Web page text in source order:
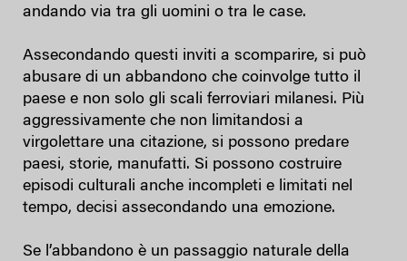
andando via tra gli uomini o tra le case.
Assecondando questi inviti a scomparire, si può
abusare di un abbandono che coinvolge tutto il
paese e non solo gli scali ferroviari milanesi. Più
aggressivamente che non limitandosi a
virgolettare una citazione, si possono predare
paesi, storie, manufatti. Si possono costruire
episodi culturali anche incompleti e limitati nel
tempo, decisi assecondando una emozione.
Se l’abbandono è un passaggio naturale della